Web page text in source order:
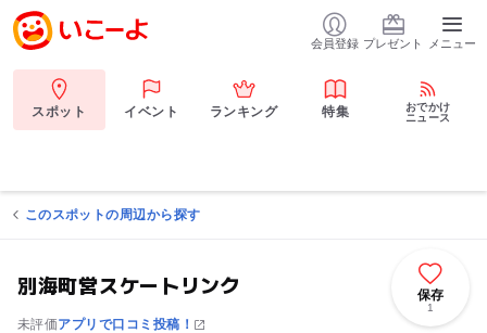
会員登録 プレゼント メニュー
スポット イベント ランキング 特集
おでかけ
ニュース
このスポットの周辺から探す
別海町営スケートリンク
未評価アプリで口コミ投稿！
保存
1